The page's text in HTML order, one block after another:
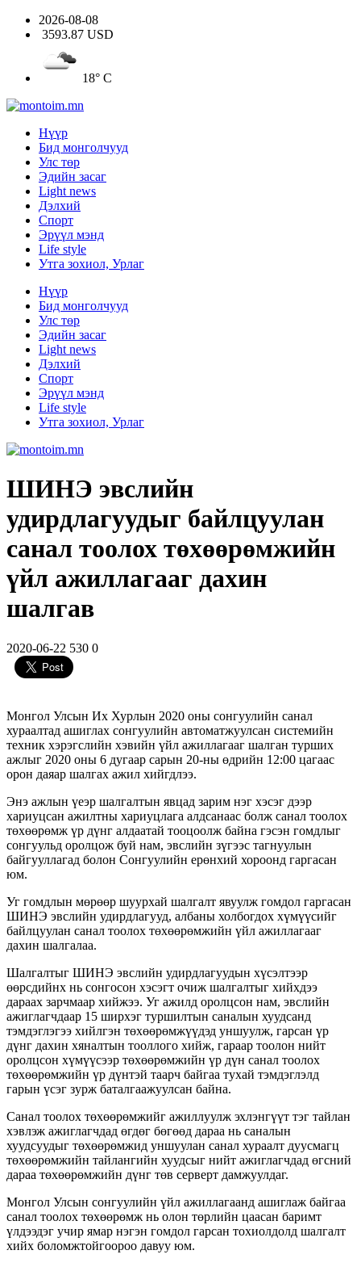
2026-08-08
3593.87 USD
18° C
Нүүр
Бид монголчууд
Улс төр
Эдийн засаг
Light news
Дэлхий
Спорт
Эрүүл мэнд
Life style
Утга зохиол, Урлаг
Нүүр
Бид монголчууд
Улс төр
Эдийн засаг
Light news
Дэлхий
Спорт
Эрүүл мэнд
Life style
Утга зохиол, Урлаг
ШИНЭ эвслийн
удирдлагуудыг байлцуулан
санал тоолох төхөөрөмжийн
үйл ажиллагааг дахин
шалгав
2020-06-22 530 0
Монгол Улсын Их Хурлын 2020 оны сонгуулийн санал
хураалтад ашиглах сонгуулийн автоматжуулсан системийн
техник хэрэгслийн хэвийн үйл ажиллагааг шалган турших
ажлыг 2020 оны 6 дугаар сарын 20-ны өдрийн 12:00 цагаас
орон даяар шалгах ажил хийгдлээ.
Энэ ажлын үеэр шалгалтын явцад зарим нэг хэсэг дээр
хариуцсан ажилтны хариуцлага алдсанаас болж санал тоолох
төхөөрөмж үр дүнг алдаатай тооцоолж байна гэсэн гомдлыг
сонгуульд оролцож буй нам, эвслийн зүгээс тагнуулын
байгууллагад болон Сонгуулийн ерөнхий хороонд гаргасан
юм.
Уг гомдлын мөрөөр шуурхай шалгалт явуулж гомдол гаргасан
ШИНЭ эвслийн удирдлагууд, албаны холбогдох хүмүүсийг
байлцуулан санал тоолох төхөөрөмжийн үйл ажиллагааг
дахин шалгалаа.
Шалгалтыг ШИНЭ эвслийн удирдлагуудын хүсэлтээр
өөрсдийнх нь сонгосон хэсэгт очиж шалгалтыг хийхдээ
дараах зарчмаар хийжээ. Уг ажилд оролцсон нам, эвслийн
ажиглагчдаар 15 ширхэг туршилтын саналын хуудсанд
тэмдэглэгээ хийлгэн төхөөрөмжүүдэд уншуулж, гарсан үр
дүнг дахин хяналтын тооллого хийж, гараар тоолон нийт
оролцсон хүмүүсээр төхөөрөмжийн үр дүн санал тоолох
төхөөрөмжийн үр дүнтэй таарч байгаа тухай тэмдэглэлд
гарын үсэг зурж баталгаажуулсан байна.
Санал тоолох төхөөрөмжийг ажиллуулж эхлэнгүүт тэг тайлан
хэвлэж ажиглагчдад өгдөг бөгөөд дараа нь саналын
хуудсуудыг төхөөрөмжид уншуулан санал хураалт дуусмагц
төхөөрөмжийн тайлангийн хуудсыг нийт ажиглагчдад өгсний
дараа төхөөрөмжийн дүнг төв серверт дамжуулдаг.
Монгол Улсын сонгуулийн үйл ажиллагаанд ашиглаж байгаа
санал тоолох төхөөрөмж нь олон төрлийн цаасан баримт
үлдээдэг учир ямар нэгэн гомдол гарсан тохиолдолд шалгалт
хийх боломжтойгоороо давуу юм.